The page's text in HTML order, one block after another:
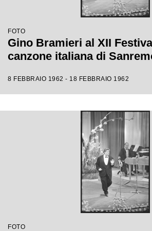
FOTO
Gino Bramieri al XII
canzone italiana di
8 FEBBRAIO 1962 - 18 FEBBRAIO 1962
FOTO